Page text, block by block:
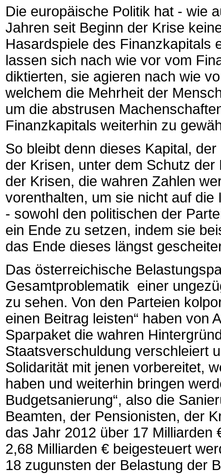
Die europäische Politik hat - wie
Jahren seit Beginn der Krise
Hasardspiele des Finanzkapitals
lassen sich nach wie vor vom
diktierten, sie agieren nach wie
welchem die Mehrheit der
um die abstrusen
Finanzkapitals weiterhin zu
So bleibt denn dieses Kapital,
der Krisen, unter dem Schutz
der Krisen, die wahren Zahlen
vorenthalten, um sie nicht auf
- sowohl den politischen der
ein Ende zu setzen, indem sie
das Ende dieses längst
Das österreichische
Gesamtproblematik einer
zu sehen. Von den Parteien
einen Beitrag leisten“ haben von
Sparpaket die wahren
Staatsverschuldung verschleiert
Solidarität mit jenen vorbereitet,
haben und weiterhin bringen
Budgetsanierung“, also die
Beamten, der Pensionisten, der
das Jahr 2012 über 17 Milliarden
2,68 Milliarden € beigesteuert
18 zugunsten der Belastung der